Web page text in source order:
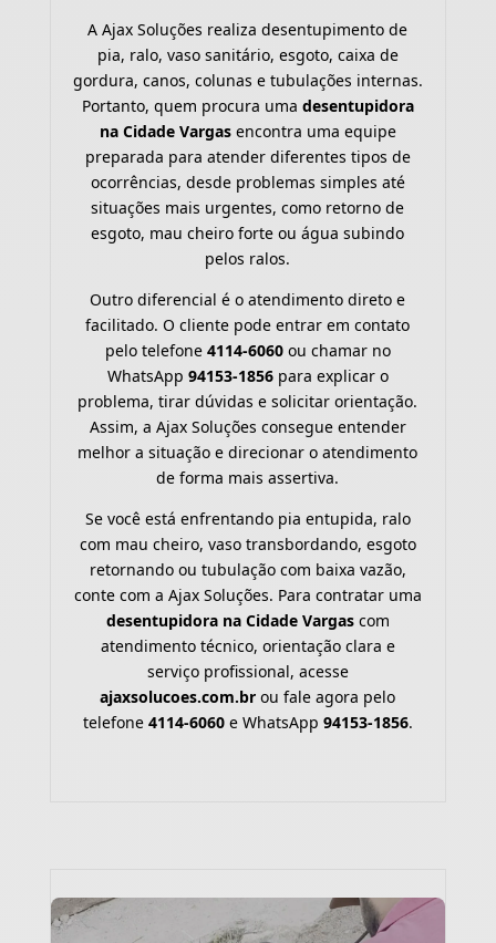
A Ajax Soluções realiza desentupimento de
pia, ralo, vaso sanitário, esgoto, caixa de
gordura, canos, colunas e tubulações internas.
Portanto, quem procura uma desentupidora
na Cidade Vargasencontra uma equipe
preparada para atender diferentes tipos de
ocorrências, desde problemas simples até
situações mais urgentes, como retorno de
esgoto, mau cheiro forte ou água subindo
pelos ralos.
Outro diferencial é o atendimento direto e
facilitado. O cliente pode entrar em contato
pelo telefone 4114-6060ou chamar no
WhatsApp 94153-1856para explicar o
problema, tirar dúvidas e solicitar orientação.
Assim, a Ajax Soluções consegue entender
melhor a situação e direcionar o atendimento
de forma mais assertiva.
Se você está enfrentando pia entupida, ralo
com mau cheiro, vaso transbordando, esgoto
retornando ou tubulação com baixa vazão,
conte com a Ajax Soluções. Para contratar uma
desentupidora na Cidade Vargascom
atendimento técnico, orientação clara e
serviço profissional, acesse
ajaxsolucoes.com.br ou fale agora pelo
telefone 4114-6060e WhatsApp 94153-1856.